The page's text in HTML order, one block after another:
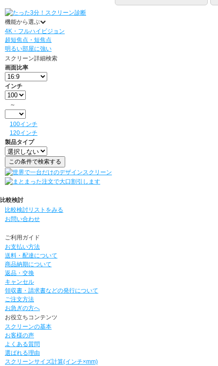
機能から選ぶ
4K・フルハイビジョン
超短焦点・短焦点
明るい部屋に強い
スクリーン詳細検索
画面比率
インチ
～
100インチ
120インチ
製品タイプ
比較検討
比較検討リストをみる
お問い合わせ
ご利用ガイド
お支払い方法
送料・配達について
商品納期について
返品・交換
キャンセル
領収書・請求書などの発行について
ご注文方法
お急ぎの方へ
お役立ちコンテンツ
スクリーンの基本
お客様の声
よくある質問
選ばれる理由
スクリーンサイズ計算(インチ×mm)